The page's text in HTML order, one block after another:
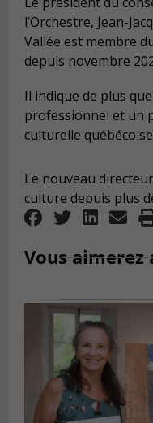
l’Orchestre, Jean-
Vallée est membre
depuis novembre
Il indique de plus
professionnel et un
culturelle
Le nouveau
culture depuis plus
Vous aimerez